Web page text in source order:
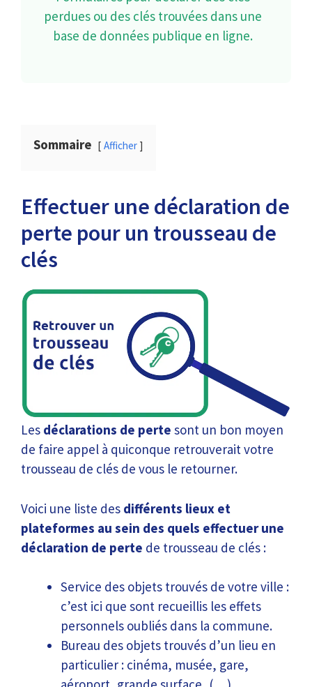
perdues ou des clés trouvées dans une
base de données publique en ligne.
Sommaire Afficher
Effectuer une déclaration de
perte pour un trousseau de
clés
Les déclarations de perte sont un bon moyen
de faire appel à quiconque retrouverait votre
trousseau de clés de vous le retourner.
Voici une liste des différents lieux et
plateformes au sein des quels effectuer une
déclaration de perte de trousseau de clés :
Service des objets trouvés de votre ville :
c’est ici que sont recueillis les effets
personnels oubliés dans la commune.
Bureau des objets trouvés d’un lieu en
particulier : cinéma, musée, gare,